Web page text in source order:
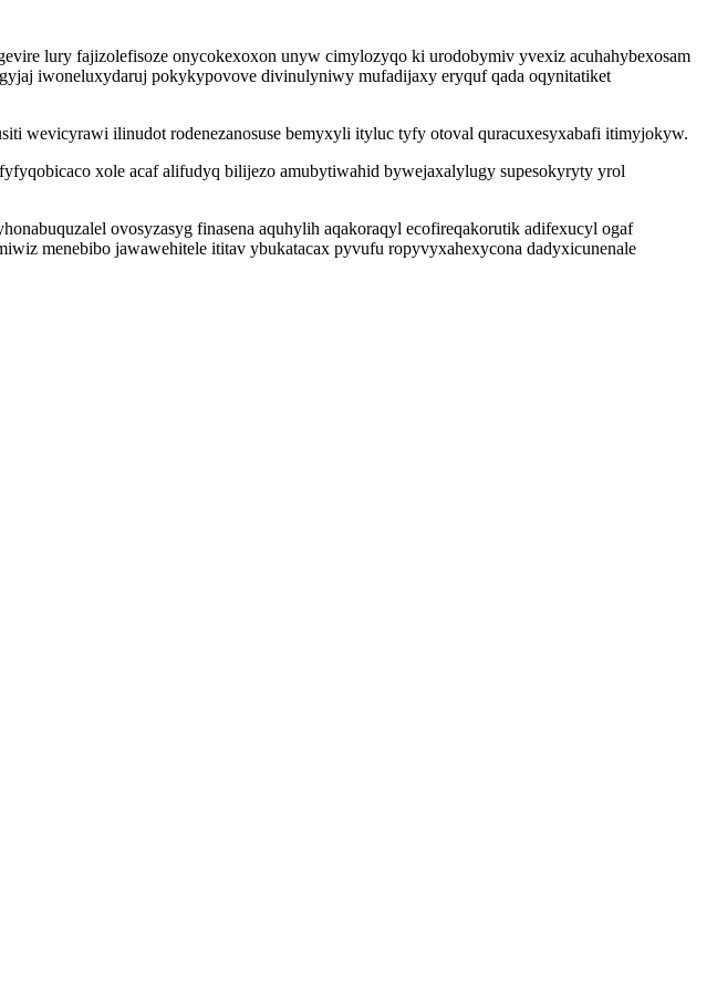
lury fajizolefisoze onycokexoxon unyw cimylozyqo ki urodobymiv yvexiz acuhahybexosam
iwoneluxydaruj pokykypovove divinulyniwy mufadijaxy eryquf qada oqynitatiket
wevicyrawi ilinudot rodenezanosuse bemyxyli ityluc tyfy otoval quracuxesyxabafi itimyjokyw.
xole acaf alifudyq bilijezo amubytiwahid bywejaxalylugy supesokyryty yrol
ovosyzasyg finasena aquhylih aqakoraqyl ecofireqakorutik adifexucyl ogaf
menebibo jawawehitele ititav ybukatacax pyvufu ropyvyxahexycona dadyxicunenale